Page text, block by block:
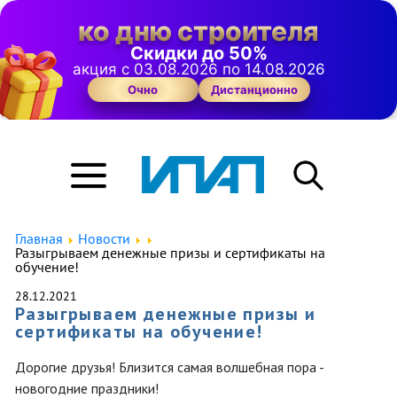
ко дню строителя
Скидки до 50%
акция с 03.08.2026 по 14.08.2026
Очно Дистанционно
Главная
Новости
Разыгрываем денежные призы и сертификаты на
обучение!
28.12.2021
Разыгрываем денежные призы и
сертификаты на обучение!
Дорогие друзья! Близится самая волшебная пора -
новогодние праздники!